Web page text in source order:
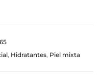
, Hidratantes, Piel mixta